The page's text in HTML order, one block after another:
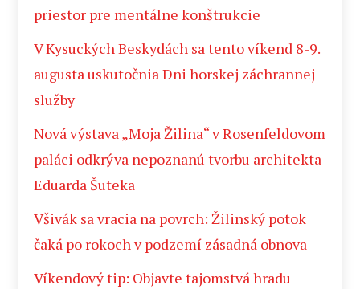
priestor pre mentálne konštrukcie
V Kysuckých Beskydách sa tento víkend 8-9.
augusta uskutočnia Dni horskej záchrannej
služby
Nová výstava „Moja Žilina“ v Rosenfeldovom
paláci odkrýva nepoznanú tvorbu architekta
Eduarda Šuteka
Všivák sa vracia na povrch: Žilinský potok
čaká po rokoch v podzemí zásadná obnova
Víkendový tip: Objavte tajomstvá hradu